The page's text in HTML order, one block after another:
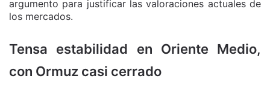
argumento para justificar las valoraciones actuales de
los mercados.
Tensa estabilidad en Oriente Medio,
con Ormuz casi cerrado